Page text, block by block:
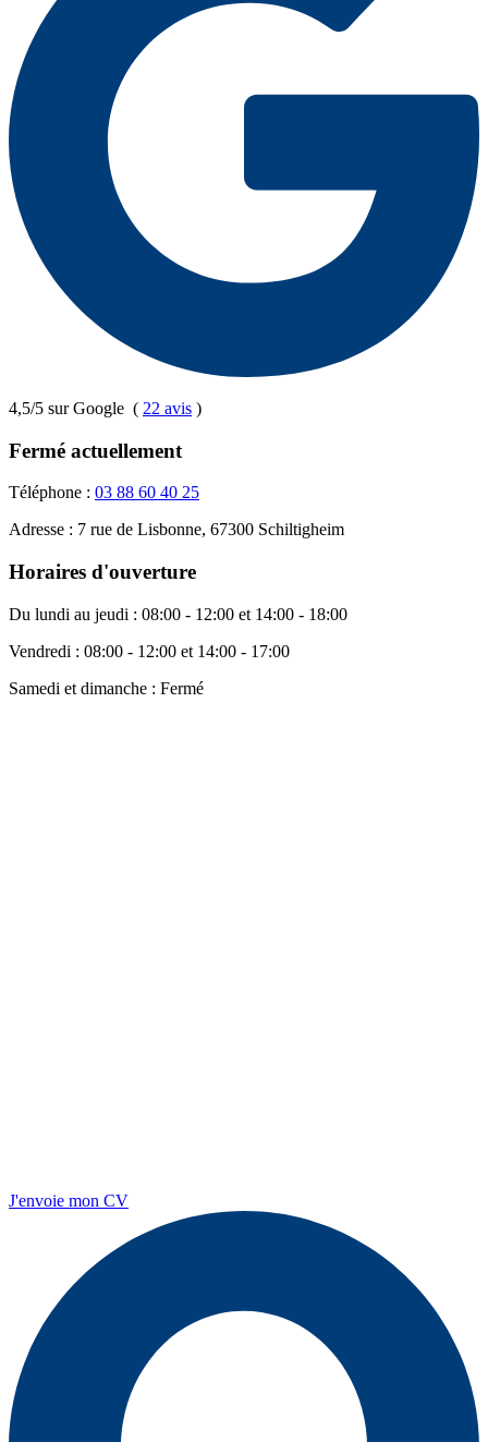
4,5/5 sur Google ( 22 avis )
Fermé actuellement
Téléphone : 03 88 60 40 25
Adresse : 7 rue de Lisbonne, 67300 Schiltigheim
Horaires d'ouverture
Du lundi au jeudi : 08:00 - 12:00 et 14:00 - 18:00
Vendredi : 08:00 - 12:00 et 14:00 - 17:00
Samedi et dimanche : Fermé
J'envoie mon CV